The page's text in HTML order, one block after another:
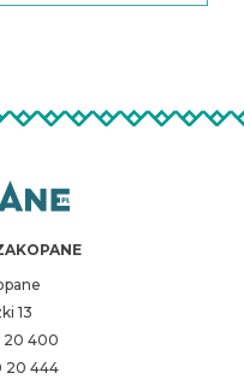
13
20 400
20 444